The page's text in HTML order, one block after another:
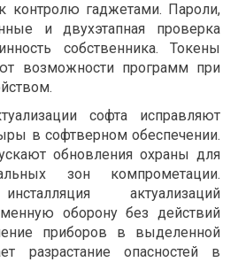
контролю гаджетами. Пароли,
и двухэтапная проверка
собственника. Токены
возможности программ при
софта исправляют
в софтверном обеспечении.
обновления охраны для
зон компрометации.
актуализаций
оборону без действий
приборов в выделенной
разрастание опасностей в